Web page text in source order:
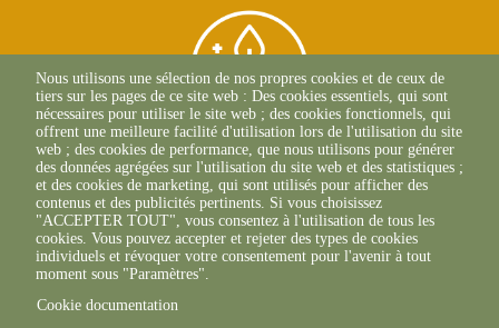
BEAUNE
03 80 25 95 45
ECOLE-VALENTIN
03 81 47 79 20
Nous utilisons une sélection de nos propres cookies et de ceux de
tiers sur les pages de ce site web : Des cookies essentiels, qui sont
nécessaires pour utiliser le site web ; des cookies fonctionnels, qui
offrent une meilleure facilité d'utilisation lors de l'utilisation du site
web ; des cookies de performance, que nous utilisons pour générer
des données agrégées sur l'utilisation du site web et des statistiques ;
et des cookies de marketing, qui sont utilisés pour afficher des
contenus et des publicités pertinents. Si vous choisissez
"ACCEPTER TOUT", vous consentez à l'utilisation de tous les
cookies. Vous pouvez accepter et rejeter des types de cookies
individuels et révoquer votre consentement pour l'avenir à tout
moment sous "Paramètres".
Cookie documentation